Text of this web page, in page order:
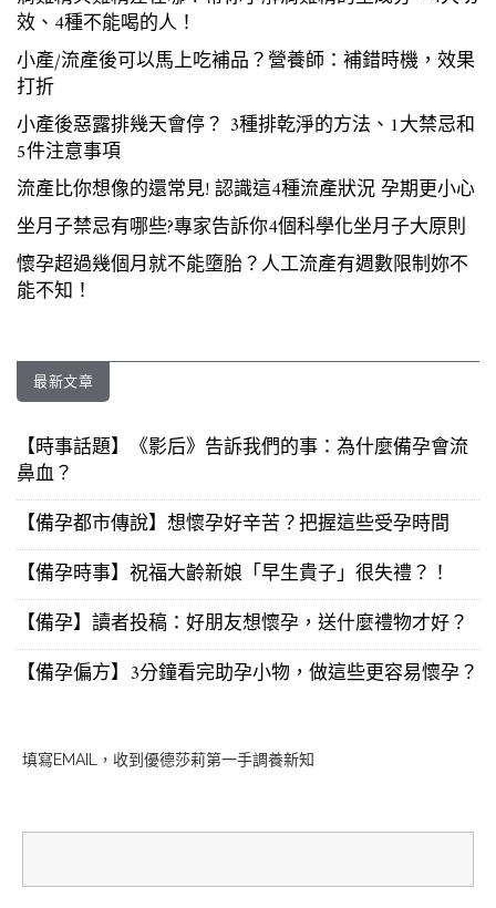
效、4種不能喝的人！
小產/流產後可以馬上吃補品？營養師：補錯時機，效果
打折
小產後惡露排幾天會停？ 3種排乾淨的方法、1大禁忌和
5件注意事項
流產比你想像的還常見! 認識這4種流產狀況 孕期更小心
坐月子禁忌有哪些?專家告訴你4個科學化坐月子大原則
懷孕超過幾個月就不能墮胎？人工流產有週數限制妳不
能不知！
最新文章
【時事話題】《影后》告訴我們的事：為什麼備孕會流
鼻血？
【備孕都市傳說】想懷孕好辛苦？把握這些受孕時間
【備孕時事】祝福大齡新娘「早生貴子」很失禮？！
【備孕】讀者投稿：好朋友想懷孕，送什麼禮物才好？
【備孕偏方】3分鐘看完助孕小物，做這些更容易懷孕？
填寫EMAIL，收到優德莎莉第一手調養新知